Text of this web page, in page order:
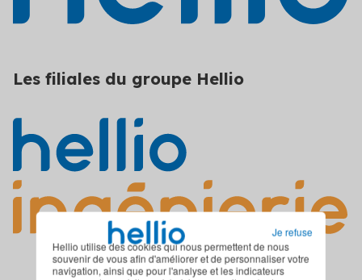
Hellio utilise des cookies qui nous permettent de nous
souvenir de vous afin d'améliorer et de personnaliser votre
navigation, ainsi que pour l'analyse et les indicateurs
Je refuse
Les filiales du groupe Hellio